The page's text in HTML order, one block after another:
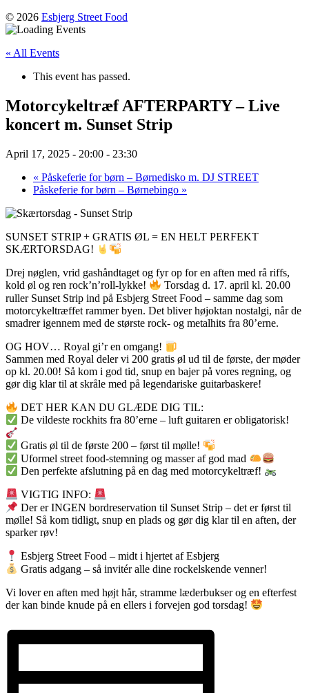
© 2026 Esbjerg Street Food
« All Events
This event has passed.
Motorcykeltræf AFTERPARTY – Live
koncert m. Sunset Strip
April 17, 2025 - 20:00 - 23:30
« Påskeferie for børn – Børnedisko m. DJ STREET
Påskeferie for børn – Børnebingo »
SUNSET STRIP + GRATIS ØL = EN HELT PERFEKT
SKÆRTORSDAG!
Drej nøglen, vrid gashåndtaget og fyr op for en aften med rå riffs,
kold øl og ren rock’n’roll-lykke!
Torsdag d. 17. april kl. 20.00
ruller Sunset Strip ind på Esbjerg Street Food – samme dag som
motorcykeltræffet rammer byen. Det bliver højoktan nostalgi, når de
smadrer igennem med de største rock- og metalhits fra 80’erne.
OG HOV… Royal gi’r en omgang!
Sammen med Royal deler vi 200 gratis øl ud til de første, der møder
op kl. 20.00! Så kom i god tid, snup en bajer på vores regning, og
gør dig klar til at skråle med på legendariske guitarbaskere!
DET HER KAN DU GLÆDE DIG TIL:
De vildeste rockhits fra 80’erne – luft guitaren er obligatorisk!
Gratis øl til de første 200 – først til mølle!
Uformel street food-stemning og masser af god mad
Den perfekte afslutning på en dag med motorcykeltræf!
VIGTIG INFO:
Der er INGEN bordreservation til Sunset Strip – det er først til
mølle! Så kom tidligt, snup en plads og gør dig klar til en aften, der
sparker røv!
Esbjerg Street Food – midt i hjertet af Esbjerg
Gratis adgang – så invitér alle dine rockelskende venner!
Vi lover en aften med højt hår, stramme læderbukser og en efterfest
der kan binde knude på en ellers i forvejen god torsdag!